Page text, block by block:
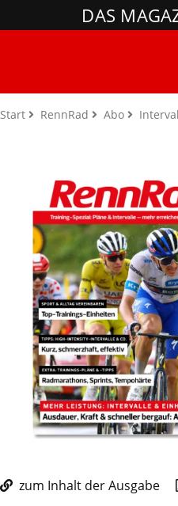
DAS
Start RennRad Abo
zum Inhalt der Ausgabe